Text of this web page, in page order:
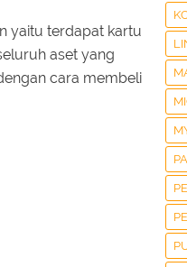
yaitu terdapat kartu
aset yang
cara membeli